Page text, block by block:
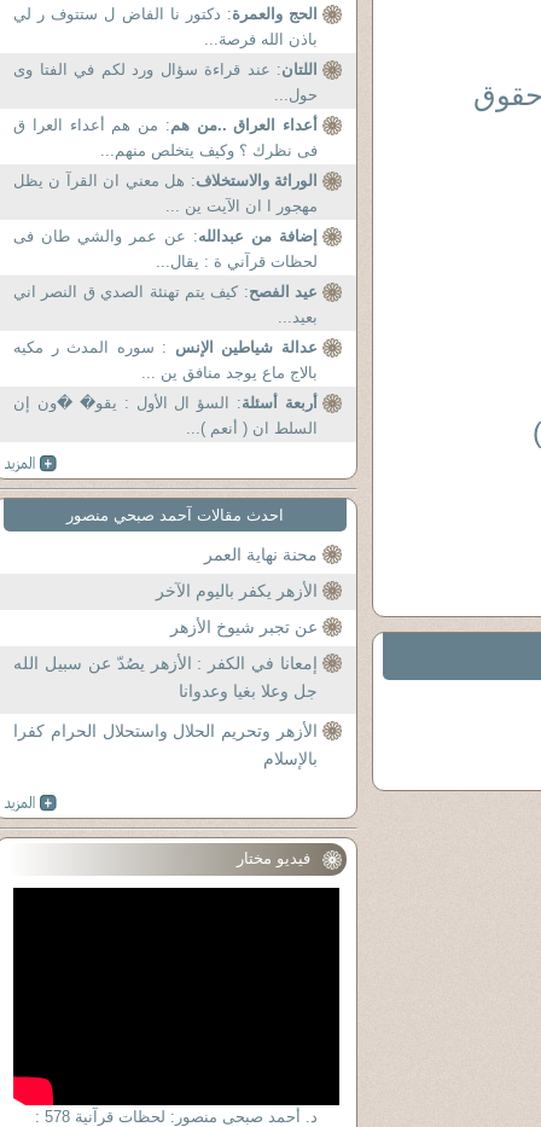
حقوق
الحج والعمرة: دكتور نا الفاض ل ستتوف ر لي
باذن الله فرصة...
اللتان: عند قراءة سؤال ورد لكم في الفتا وى
حول...
أعداء العراق ..من هم: من هم أعداء العرا ق
فى نظرك ؟ وكيف يتخلص منهم...
الوراثة والاستخلاف: هل معني ان القرآ ن يظل
مهجور ا ان الآيت ين ...
إضافة من عبدالله: عن عمر والشي طان فى
لحظات قرآني ة : يقال...
عيد الفصح: كيف يتم تهنئة الصدي ق النصر اني
بعيد...
عدالة شياطين الإنس : سوره المدث ر مكيه
بالاج ماع يوجد منافق ين ...
أربعة أسئلة: السؤ ال الأول : يقو� �ون إن
السلط ان ( أنعم )...
احدث مقالات آحمد صبحي منصور
محنة نهاية العمر
الأزهر يكفر باليوم الآخر
عن تجبر شيوخ الأزهر
إمعانا في الكفر : الأزهر يصُدّ عن سبيل الله
جل وعلا بغيا وعدوانا
الأزهر وتحريم الحلال واستحلال الحرام كفرا
بالإسلام
فيديو مختار
د. أحمد صبحى منصور: لحظات قرآنية 578 :